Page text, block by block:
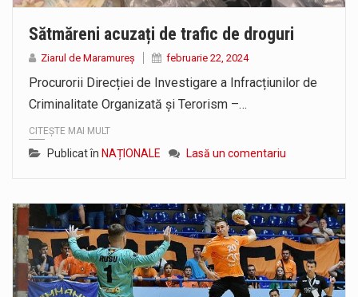
Sătmăreni acuzați de trafic de droguri
Ziarul de Maramureș februarie 22, 2024
Procurorii Direcției de Investigare a Infracțiunilor de
Criminalitate Organizată și Terorism –…
CITEȘTE MAI MULT
Publicat în NAȚIONALE Lasă un comentariu